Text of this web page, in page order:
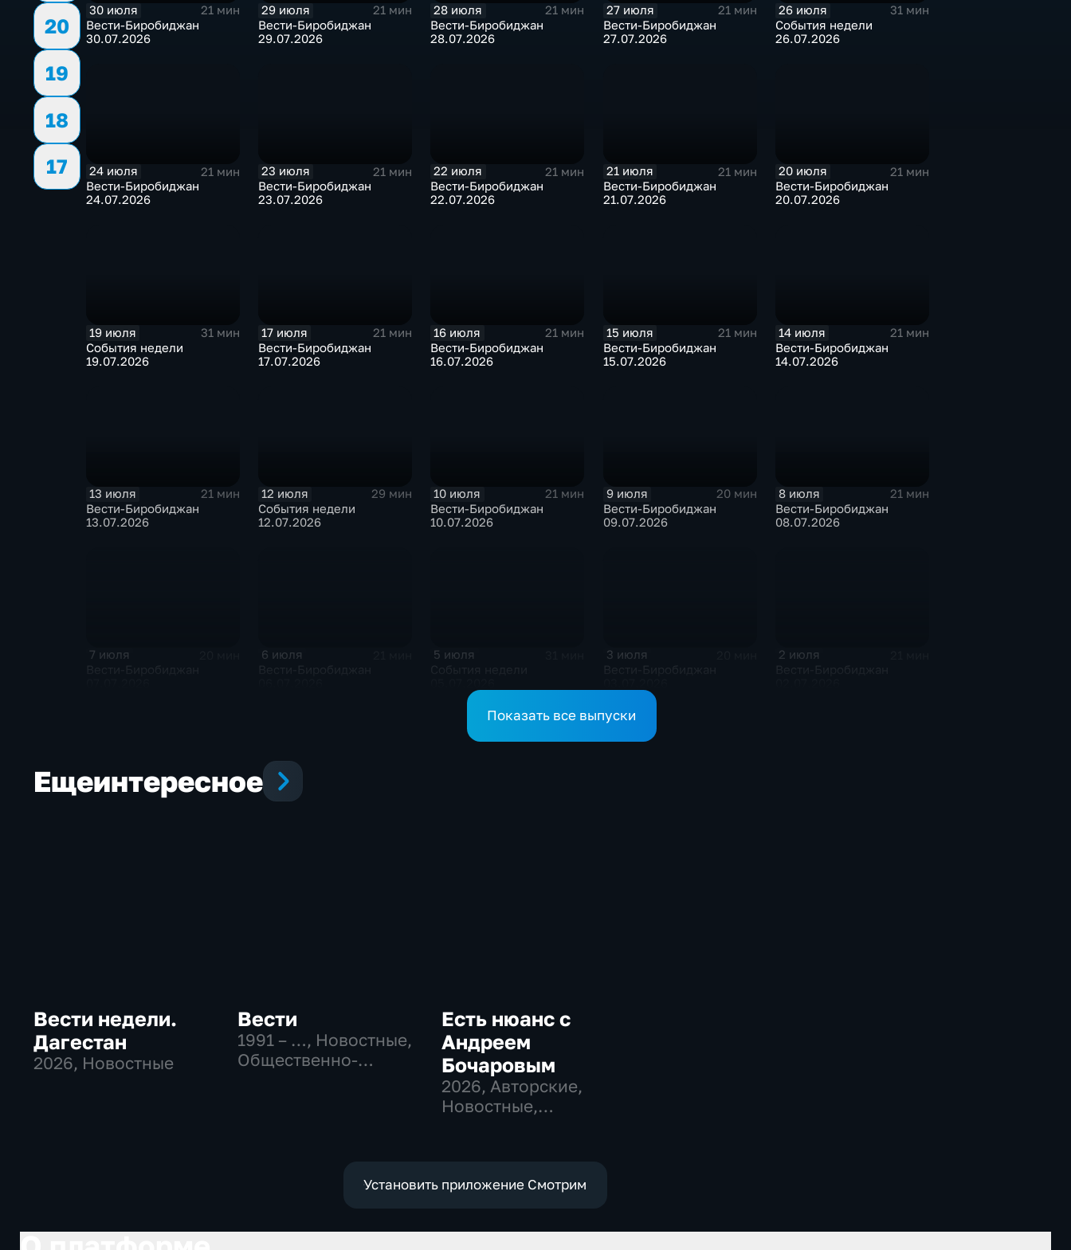
20
19
18
17
30 июля
21 мин
Вести-Биробиджан
30.07.2026
29 июля
21 мин
Вести-Биробиджан
29.07.2026
28 июля
21 мин
Вести-Биробиджан
28.07.2026
27 июля
21 мин
Вести-Биробиджан
27.07.2026
26 июля
31 мин
События недели
26.07.2026
24 июля
21 мин
Вести-Биробиджан
24.07.2026
23 июля
21 мин
Вести-Биробиджан
23.07.2026
22 июля
21 мин
Вести-Биробиджан
22.07.2026
21 июля
21 мин
Вести-Биробиджан
21.07.2026
20 июля
21 мин
Вести-Биробиджан
20.07.2026
19 июля
31 мин
События недели
19.07.2026
17 июля
21 мин
Вести-Биробиджан
17.07.2026
16 июля
21 мин
Вести-Биробиджан
16.07.2026
15 июля
21 мин
Вести-Биробиджан
15.07.2026
14 июля
21 мин
Вести-Биробиджан
14.07.2026
13 июля
21 мин
Вести-Биробиджан
13.07.2026
12 июля
29 мин
События недели
12.07.2026
10 июля
21 мин
Вести-Биробиджан
10.07.2026
9 июля
20 мин
Вести-Биробиджан
09.07.2026
8 июля
21 мин
Вести-Биробиджан
08.07.2026
7 июля 6 июля 5 июля 3 июля 2 июля
Показать все выпуски
Ещеинтересное
Вести недели.
Дагестан
2026, Новостные
Вести
1991 – …, Новостные,
Общественно-
Есть нюанс с
Андреем
Бочаровым
2026, Авторские,
Новостные,
Установить приложение Смотрим